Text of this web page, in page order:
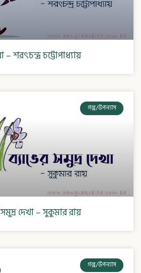
– শরৎচন্দ্র চট্টোপাধ্যায়
গল্প/উপন্যাস
দেখা – সুকুমার রায়
গল্প/উপন্যাস